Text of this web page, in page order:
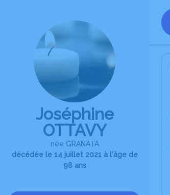
Joséphine
OTTAVY
née GRANATA
décédée le 14 juillet 2021 à l'âge de
98 ans